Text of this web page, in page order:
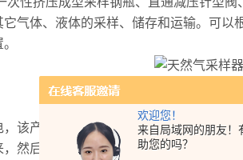
欢迎您！
来自局域网的朋友！
助您的吗？
气体、液体的采样、储存和运输。可
产品可以连续的工作，甚至长的工作
然后这些气体就可以进行相应的探测工作